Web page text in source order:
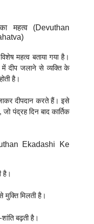
महत्व (Devuthan
महत्व बताया गया है।
में दीप जलाने से व्यक्ति के
है।
दीपदान करते हैं। इसे
पंद्रह दिन बाद कार्तिक
Ekadashi Ke
है।
मुक्ति मिलती है।
बढ़ती है।